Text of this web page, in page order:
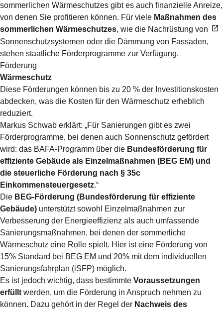
sommerlichen Wärmeschutzes gibt es auch finanzielle Anreize,
von denen Sie profitieren können. Für viele Maßnahmen des
sommerlichen Wärmeschutzes, wie die Nachrüstung von
Sonnenschutzsystemen oder die Dämmung von Fassaden,
stehen staatliche Förderprogramme zur Verfügung.
Förderung
Wärmeschutz
Diese Förderungen können bis zu 20 % der Investitionskosten
abdecken, was die Kosten für den Wärmeschutz erheblich
reduziert.
Markus Schwab erklärt: „Für Sanierungen gibt es zwei
Förderprogramme, bei denen auch Sonnenschutz gefördert
wird: das BAFA-Programm über die Bundesförderung für
effiziente Gebäude als Einzelmaßnahmen (BEG EM) und
die steuerliche Förderung nach § 35c
Einkommensteuergesetz.“
Die BEG-Förderung (Bundesförderung für effiziente
Gebäude) unterstützt sowohl Einzelmaßnahmen zur
Verbesserung der Energieeffizienz als auch umfassende
Sanierungsmaßnahmen, bei denen der sommerliche
Wärmeschutz eine Rolle spielt. Hier ist eine Förderung von
15% Standard bei BEG EM und 20% mit dem individuellen
Sanierungsfahrplan (iSFP) möglich.
Es ist jedoch wichtig, dass bestimmte Voraussetzungen
erfüllt werden, um die Förderung in Anspruch nehmen zu
können. Dazu gehört in der Regel der Nachweis des